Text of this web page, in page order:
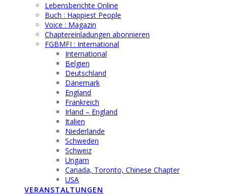
Lebensberichte Online
Buch : Happiest People
Voice : Magazin
Chaptereinladungen abonnieren
FGBMFI : International
International
Belgien
Deutschland
Dänemark
England
Frankreich
Irland – England
Italien
Niederlande
Schweden
Schweiz
Ungarn
Canada, Toronto, Chinese Chapter
USA
VERANSTALTUNGEN